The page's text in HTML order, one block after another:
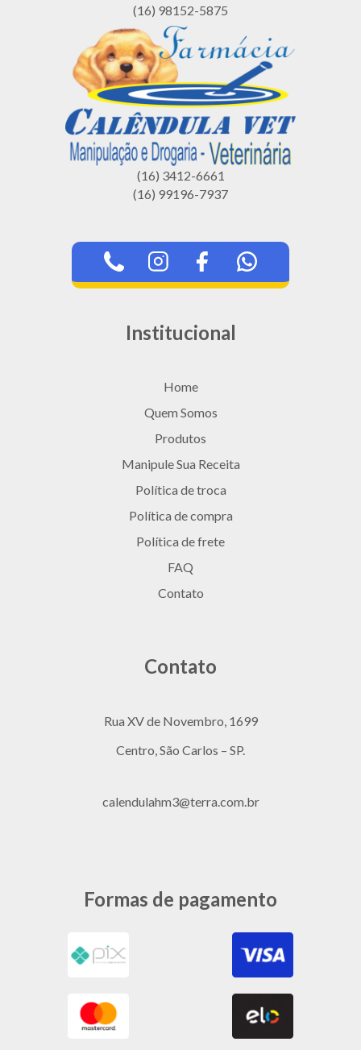
(16) 98152-5875
(16) 3412-6661
(16) 99196-7937
Institucional
Home
Quem Somos
Produtos
Manipule Sua Receita
Política de troca
Política de compra
Política de frete
FAQ
Contato
Contato
Rua XV de Novembro, 1699
Centro, São Carlos – SP.
calendulahm3@terra.com.br
Formas de pagamento